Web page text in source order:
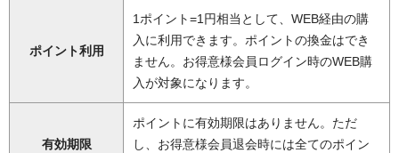
ポイント利用
1ポイント=1円相当として、WEB経由の購
入に利用できます。ポイントの換金はでき
ません。お得意様会員ログイン時のWEB購
入が対象になります。
有効期限
ポイントに有効期限はありません。ただ
し、お得意様会員退会時には全てのポイン